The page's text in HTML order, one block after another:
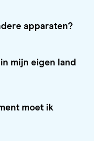
apparaten?
mijn eigen land
moet ik